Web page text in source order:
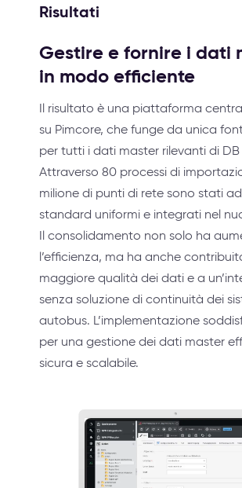
Risultati
Gestire e fornire i dati
in modo efficiente
Il risultato è una piattaforma
su Pimcore, che funge da unica
per tutti i dati master rilevanti di DB
Attraverso 80 processi di
milione di punti di rete sono stati
standard uniformi e integrati nel
Il consolidamento non solo ha
l’efficienza, ma ha anche
maggiore qualità dei dati e a
senza soluzione di continuità dei
autobus. L’implementazione
per una gestione dei dati master
sicura e scalabile.